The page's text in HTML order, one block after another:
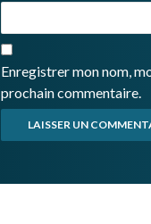
Enregistrer mon nom,
prochain commentaire.